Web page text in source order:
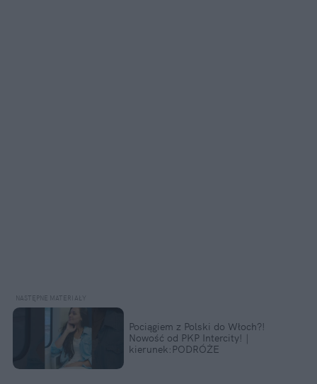
Pociągiem z Polski do Włoch?!
Nowość od PKP Intercity! |
kierunek:PODRÓŻE